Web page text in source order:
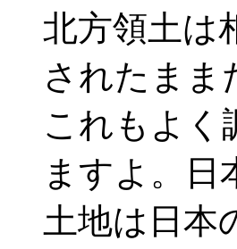
北方領土は
されたまま
これもよく
ますよ。日
土地は日本